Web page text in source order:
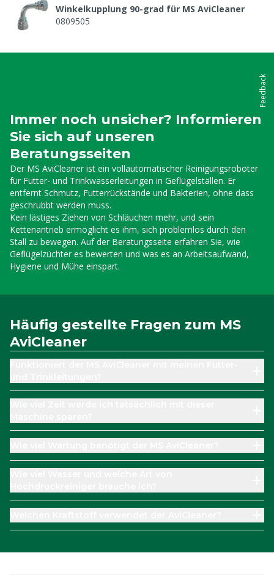
Winkelkupplung 90-grad für MS AviCleaner
0809505
Immer noch unsicher? Informieren
Sie sich auf unseren
Beratungsseiten
Der MS AviCleaner ist ein vollautomatischer Reinigungsroboter
für Futter- und Trinkwasserleitungen in Geflügelställen. Er
entfernt Schmutz, Futterrückstände und Bakterien, ohne dass
geschrubbt werden muss.
Kein lästiges Ziehen von Schläuchen mehr, und sein
Kettenantrieb ermöglicht es ihm, sich problemlos durch den
Stall zu bewegen. Auf der Beratungsseite erfahren Sie, wie
Geflügelzüchter es bewerten und was es an Arbeitsaufwand,
Hygiene und Mühe einspart.
Häufig gestellte Fragen zum MS
AviCleaner
Feedback